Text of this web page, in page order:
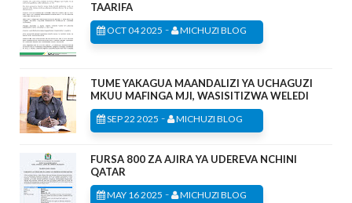
TAARIFA
OCT 04 2025 - MICHUZI BLOG
TUME YAKAGUA MAANDALIZI YA UCHAGUZI
MKUU MAFINGA MJI, WASISITIZWA WELEDI
SEP 22 2025 - MICHUZI BLOG
FURSA 800 ZA AJIRA YA UDEREVA NCHINI
QATAR
MAY 16 2025 - MICHUZI BLOG